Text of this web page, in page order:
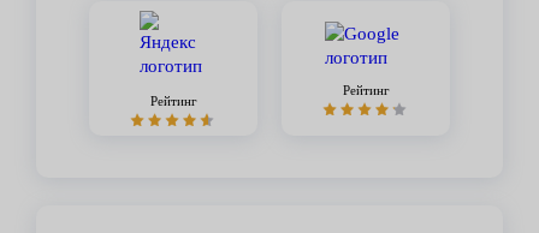
Рейтинг
Рейтинг